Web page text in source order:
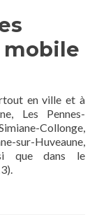
mobile
en ville et à
Les Pennes-
Collonge,
sur-Huveaune,
que dans le